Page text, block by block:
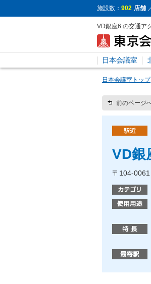
施設数： 902 店舗
VD銀座6 の交通ア
日本会議室
日本会議室トップ
前のページ
VD銀
〒104-